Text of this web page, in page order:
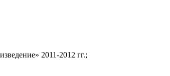
2011-2012 гг.;